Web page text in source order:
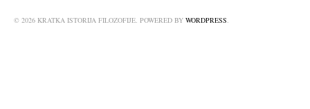
© 2026 KRATKA ISTORIJA FILOZOFIJE. POWERED BY WORDPRESS.